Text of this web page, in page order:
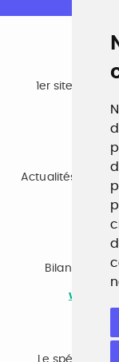
1er site emploi
Actualités, guide
Bilan de
Le